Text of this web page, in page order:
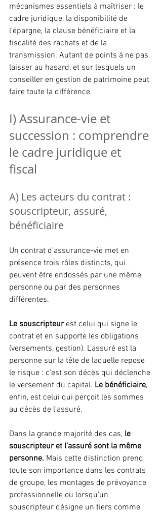
mécanismes essentiels à maîtriser : le
cadre juridique, la disponibilité de
l'épargne, la clause bénéficiaire et la
fiscalité des rachats et de la
transmission. Autant de points à ne pas
laisser au hasard, et sur lesquels un
conseiller en gestion de patrimoine peut
faire toute la différence.
I) Assurance-vie et
succession : comprendre
le cadre juridique et
fiscal
A) Les acteurs du contrat :
souscripteur, assuré,
bénéficiaire
Un contrat d'assurance-vie met en
présence trois rôles distincts, qui
peuvent être endossés par une même
personne ou par des personnes
différentes.
Le souscripteur est celui qui signe le
contrat et en supporte les obligations
(versements, gestion). L'assuré est la
personne sur la tête de laquelle repose
le risque : c'est son décès qui déclenche
le versement du capital. Le bénéficiaire,
enfin, est celui qui perçoit les sommes
au décès de l'assuré.
Dans la grande majorité des cas, le
souscripteur et l’assuré sont la même
personne. Mais cette distinction prend
toute son importance dans les contrats
de groupe, les montages de prévoyance
professionnelle ou lorsqu'un
souscripteur désigne un tiers comme